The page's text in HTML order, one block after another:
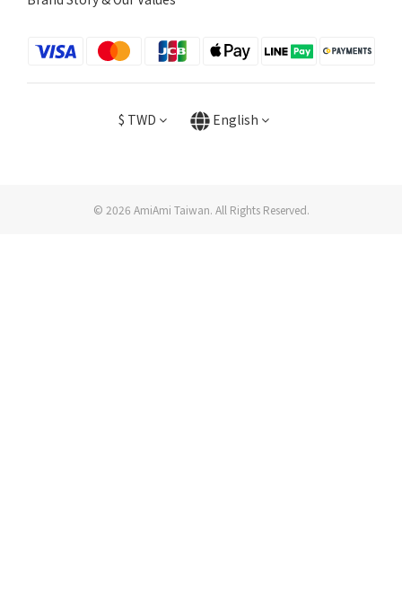
$ TWD English
© 2026 AmiAmi Taiwan. All Rights Reserved.